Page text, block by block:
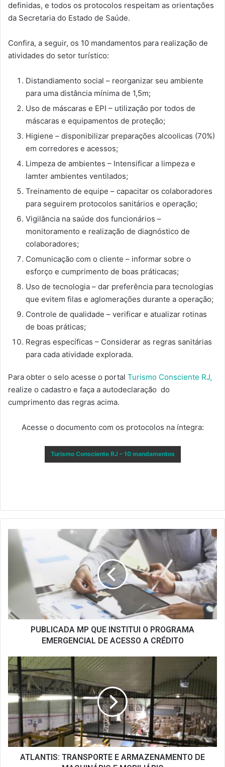
definidas, e todos os protocolos respeitam as orientações
da Secretaria do Estado de Saúde.
Confira, a seguir, os 10 mandamentos para realização de
atividades do setor turístico:
Distandiamento social – reorganizar seu ambiente
para uma distância mínima de 1,5m;
Uso de máscaras e EPI – utilização por todos de
máscaras e equipamentos de proteção;
Higiene – disponibilizar preparações alcoolicas (70%)
em corredores e acessos;
Limpeza de ambientes – Intensificar a limpeza e
lamter ambientes ventilados;
Treinamento de equipe – capacitar os colaboradores
para seguirem protocolos sanitários e operação;
Vigilância na saúde dos funcionários –
monitoramento e realização de diagnóstico de
colaboradores;
Comunicação com o cliente – informar sobre o
esforço e cumprimento de boas práticacas;
Uso de tecnologia – dar preferência para tecnologias
que evitem filas e aglomerações durante a operação;
Controle de qualidade – verificar e atualizar rotinas
de boas práticas;
Regras específicas – Considerar as regras sanitárias
para cada atividade explorada.
Para obter o selo acesse o portal Turismo Consciente RJ,
realize o cadastro e faça a autodeclaração do
cumprimento das regras acima.
Acesse o documento com os protocolos na íntegra:
Turismo Consciente RJ – 10 mandamentos
PUBLICADA
INSTITUI
PROGRAMA
EMERGENCIAL
DE
ACESSO
PUBLICADA MP QUE INSTITUI O PROGRAMA
EMERGENCIAL DE ACESSO A CRÉDITO
ATLANTIS:
TRANSPORTE
E
ARMAZENAMENTO
DE
MAQUINÁRIO
MOBILIÁRIO
ATLANTIS: TRANSPORTE E ARMAZENAMENTO DE